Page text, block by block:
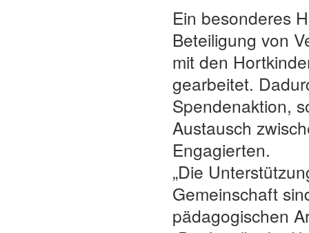
Ein besonderes
Beteiligung von
mit den
gearbeitet.
Spendenaktion,
Austausch
Engagierten.
„Die
Gemeinschaft
pädagogischen